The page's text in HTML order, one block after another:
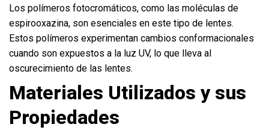
Los polímeros fotocromáticos, como las moléculas de
espirooxazina, son esenciales en este tipo de lentes.
Estos polímeros experimentan cambios conformacionales
cuando son expuestos a la luz UV, lo que lleva al
oscurecimiento de las lentes.
Materiales Utilizados y sus
Propiedades